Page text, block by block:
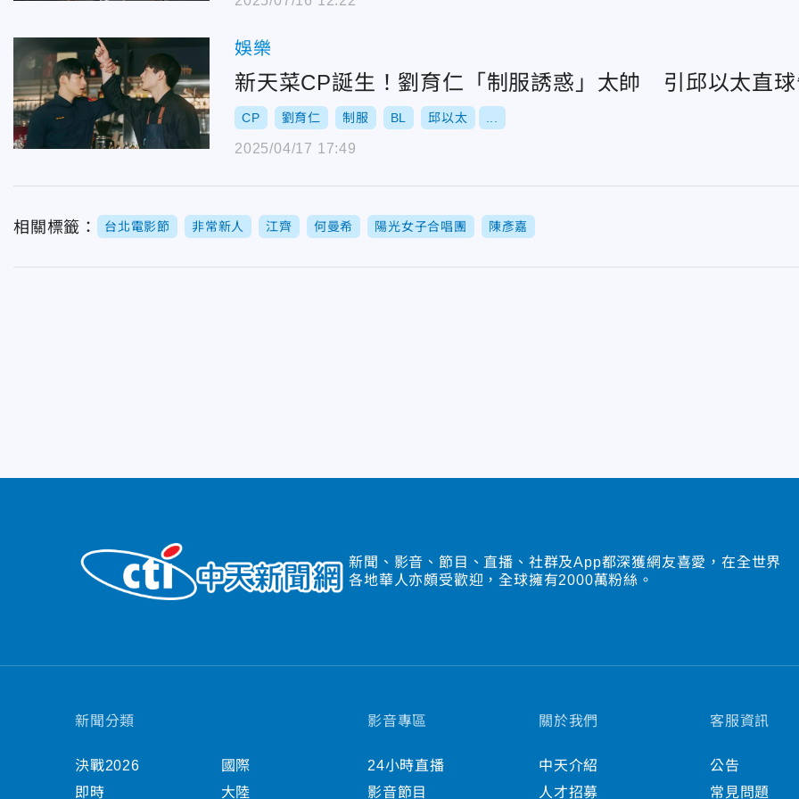
娛樂
新天菜CP誕生！劉育仁「制服誘惑」太帥 引邱以太直
CP 劉育仁 制服 BL 邱以太
2025/04/17 17:49
相關標籤： 台北電影節 非常新人 江齊 何曼希 陽光女子合唱團 陳彥嘉
新聞、影音、節目、直播、社群及App都深獲網友喜愛，在全世界
各地華人亦頗受歡迎，全球擁有2000萬粉絲。
新聞分類
決戰2026
即時
國際
大陸
影音專區
24小時直播
影音節目
關於我們
中天介紹
人才招募
客服資訊
公告
常見問題